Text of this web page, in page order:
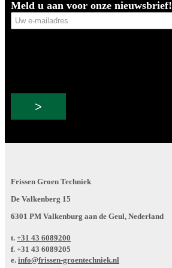
Meld u aan voor onze nieuwsbrief!
Uw
e-
Frissen Groen Techniek
De Valkenberg 15
6301 PM Valkenburg aan de Geul, Nederland
t. +31 43 6089200
f. +31 43 6089205
e. info@frissen-groentechniek.nl